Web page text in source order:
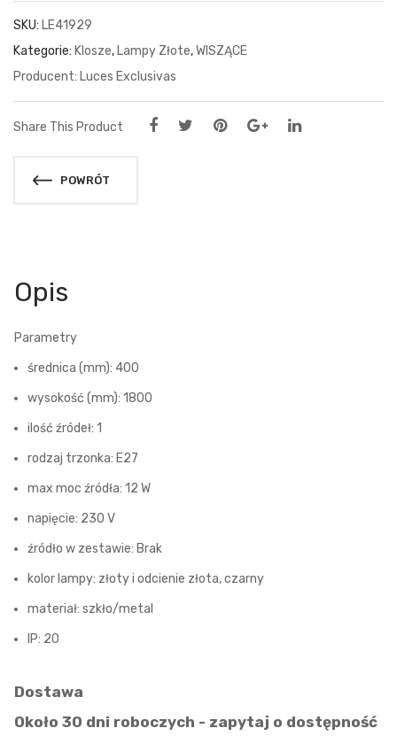
SKU: LE41929
Kategorie: Klosze,Lampy Złote,WISZĄCE
Luces Exclusivas
Share This Product
POWRÓT
Opis
Parametry
średnica (mm): 400
wysokość (mm): 1800
ilość źródeł: 1
rodzaj trzonka: E27
max moc źródła: 12 W
napięcie: 230 V
źródło w zestawie: Brak
kolor lampy: złoty i odcienie złota, czarny
materiał: szkło/metal
IP: 20
Dostawa
Około 30 dni roboczych - zapytaj o dostępność